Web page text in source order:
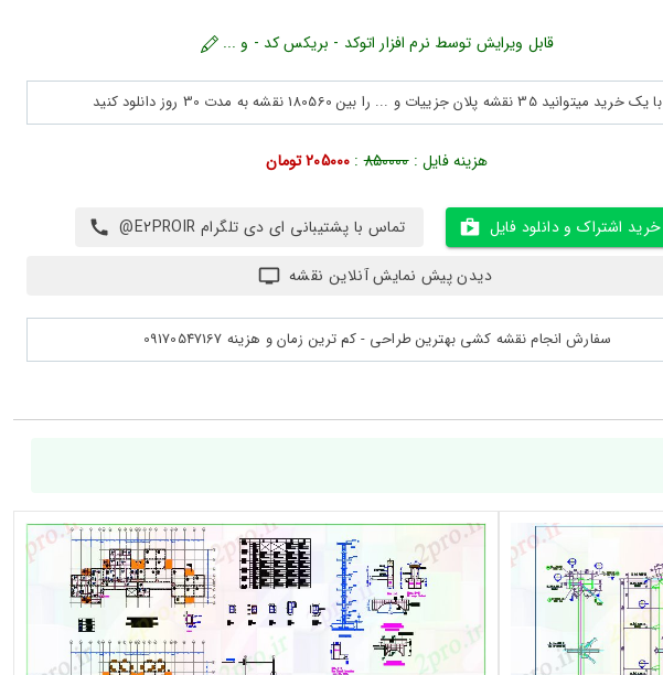
قابل ویرایش توسط نرم افزار اتوکد - بریکس کد - و ...
با یک خرید میتوانید 35 نقشه پلان جزییات و ... را بین 180560 نقشه به مدت 30 روز دانلود کنید
هزینه فایل :850000
: 205000 تومان
خرید اشتراک و دانلود فایل
تماس با پشتیبانی ای دی تلگرام E2PROIR@
دیدن پیش نمایش آنلاین نقشه
سفارش انجام نقشه کشی بهترین طراحی - کم ترین زمان و هزینه 09170547167